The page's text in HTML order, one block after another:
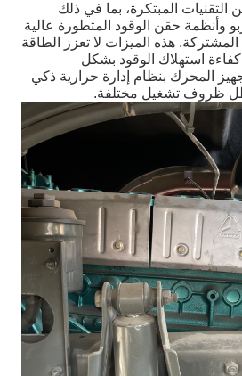
التقنيات المبتكرة، بما في ذلك
وأنظمة حقن الوقود المتطورة عالية
هذه الميزات لا تعزز الطاقة
استهلاك الوقود بشكل
المحرك بنظام إدارة حرارية ذكي
ظروف تشغيل مختلفة.